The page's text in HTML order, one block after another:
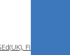
FICOI